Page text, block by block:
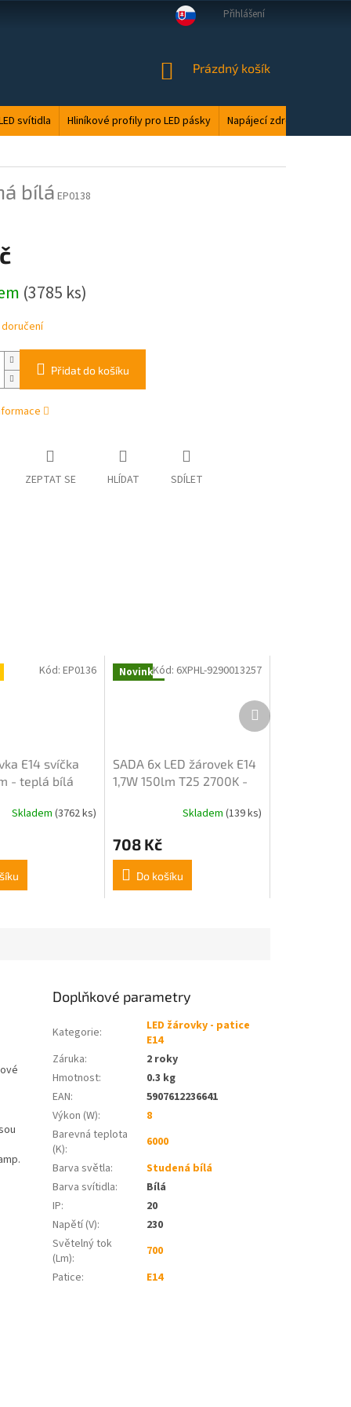
LED ODPAD PODMÍNKY OCHRANY
Přihlášení
NÁKUPNÍ
Prázdný košík
svítidla Hliníkové profily pro LED pásky Napájecí zdroje
bílá EP0138
(3785 ks)
Přidat do košíku
ZEPTAT SE HLÍDAT SDÍLET
E14 svíčka
- teplá bílá
Skladem(3762 ks)
Kód:EP0136 Novinka
SADA 6x LED žárovek E14
1,7W 150lm T25 2700K -
Skladem (139 ks)
708 Kč
Do košíku
Kód: 6XPHL-9290013257
Další
produkt
Doplňkové parametry
Kategorie:
LED žárovky - patice
E14
Záruka:
2 roky
Hmotnost:
0.3 kg
EAN:
5907612236641
Výkon (W):
8
Barevná teplota
(K):
6000
Barva světla:
Studená bílá
Barva svítidla:
Bílá
IP:
20
Napětí (V):
230
Světelný tok
(Lm):
700
Patice: E14